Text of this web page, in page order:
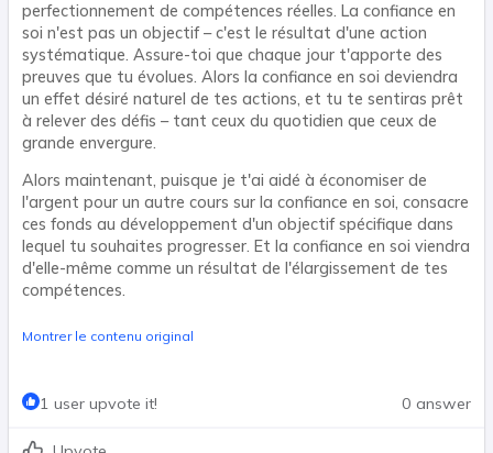
perfectionnement de compétences réelles. La confiance en
soi n'est pas un objectif – c'est le résultat d'une action
systématique. Assure-toi que chaque jour t'apporte des
preuves que tu évolues. Alors la confiance en soi deviendra
un effet désiré naturel de tes actions, et tu te sentiras prêt
à relever des défis – tant ceux du quotidien que ceux de
grande envergure.
Alors maintenant, puisque je t'ai aidé à économiser de
l'argent pour un autre cours sur la confiance en soi, consacre
ces fonds au développement d'un objectif spécifique dans
lequel tu souhaites progresser. Et la confiance en soi viendra
d'elle-même comme un résultat de l'élargissement de tes
compétences.
Montrer le contenu original
1 user upvote it! 0 answer